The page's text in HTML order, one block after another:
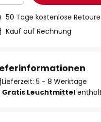
50 Tage kostenlose Retoure
Kauf auf Rechnung
Lieferzeit: 5 - 8 Werktage
Gratis Leuchtmittel